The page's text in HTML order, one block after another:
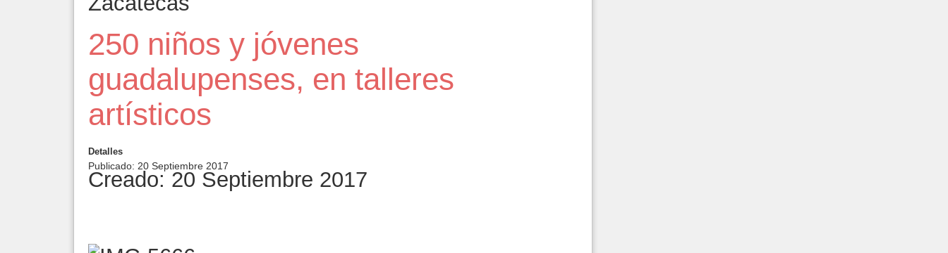
250 niños y jóvenes
guadalupenses, en talleres
artísticos
Detalles
Publicado: 20 Septiembre 2017
Creado: 20 Septiembre 2017